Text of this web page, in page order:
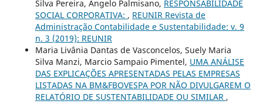
Silva Pereira, Angelo Palmisano, RESPONSABILIDADE
SOCIAL CORPORATIVA: , REUNIR Revista de
Administração Contabilidade e Sustentabilidade: v. 9
n. 3 (2019): REUNIR
Maria Livânia Dantas de Vasconcelos, Suely Maria
Silva Manzi, Marcio Sampaio Pimentel, UMA ANÁLISE
DAS EXPLICAÇÕES APRESENTADAS PELAS EMPRESAS
LISTADAS NA BM&FBOVESPA POR NÃO DIVULGAREM O
RELATÓRIO DE SUSTENTABILIDADE OU SIMILAR ,